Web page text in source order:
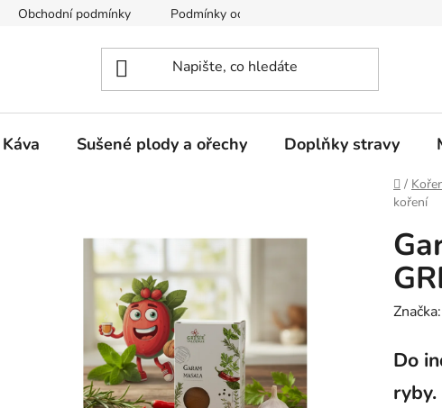
Obchodní podmínky Podmínky ochrany osobních údajů
Káva Sušené plody a ořechy Doplňky stravy
Domů
/
koření
Značka:
Do
ryby.